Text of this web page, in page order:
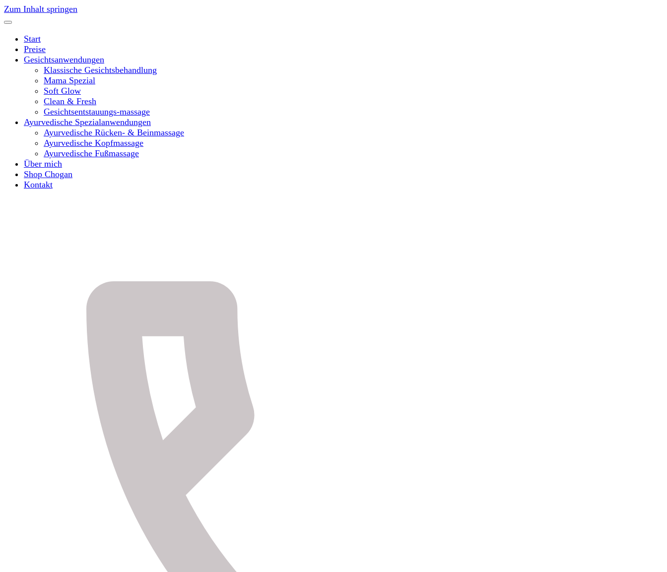
Zum Inhalt springen
Start
Preise
Gesichtsanwendungen
Klassische Gesichtsbehandlung
Mama Spezial
Soft Glow
Clean & Fresh
Gesichtsentstauungs-massage
Ayurvedische Spezialanwendungen
Ayurvedische Rücken- & Beinmassage
Ayurvedische Kopfmassage
Ayurvedische Fußmassage
Über mich
Shop Chogan
Kontakt